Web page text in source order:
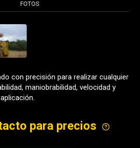
FOTOS
con precisión para realizar cualquier
maniobrabilidad, velocidad y
para precios